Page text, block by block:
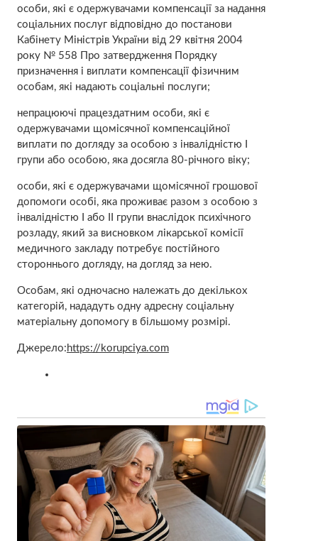
особи, які є одержувачами компенсації за надання
соціальних послуг відповідно до постанови
Кабінету Міністрів України від 29 квітня 2004
року № 558 Про затвердження Порядку
призначення і виплати компенсації фізичним
особам, які надають соціальні послуги;
непрацюючі працездатним особи, які є
одержувачами щомісячної компенсаційної
виплати по догляду за особою з інвалідністю I
групи або особою, яка досягла 80-річного віку;
особи, які є одержувачами щомісячної грошової
допомоги особі, яка проживає разом з особою з
інвалідністю I або II групи внаслідок психічного
розладу, який за висновком лікарської комісії
медичного закладу потребує постійного
стороннього догляду, на догляд за нею.
Особам, які одночасно належать до декількох
категорій, нададуть одну адресну соціальну
матеріальну допомогу в більшому розмірі.
Джерело: https://korupciya.com